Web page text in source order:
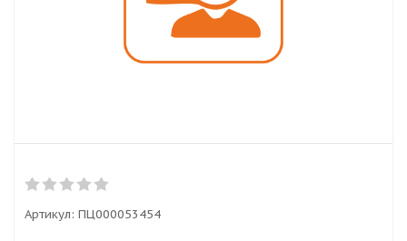
Артикул: ПЦ000053454